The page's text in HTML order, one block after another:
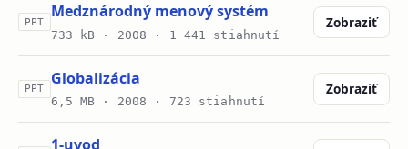
PPT
Medznárodný menový systém
733 kB · 2008 · 1 441 stiahnutí
Zobraziť
PPT
Globalizácia
6,5 MB · 2008 · 723 stiahnutí
Zobraziť
1-uvod